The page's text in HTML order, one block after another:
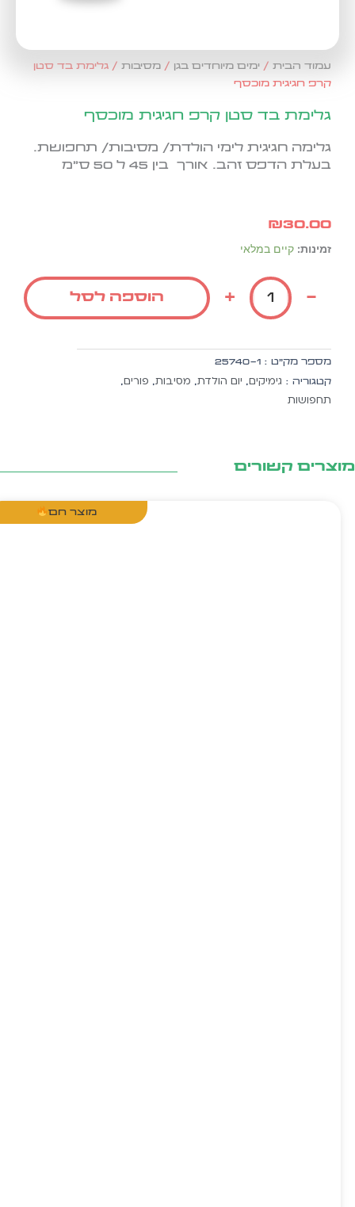
עמוד הבית/ימים מיוחדים בגן/ מסיבות/ גלימת בד סטן
קרפ חגיגית מוכסף
גלימת בד סטן קרפ חגיגית מוכסף
גלימה חגיגית לימי הולדת/ מסיבות/ תחפושת.
בעלת הדפס זהב. אורך בין 45 ל 50 ס"מ
₪30.00
זמינות: קיים במלאי
כמות
גלימת
בד
סטן
חגיגית
מוכסף
הוספה לסל
מספר מק״ט :25740-1
קטגוריה : גימיקים,יום הולדת, מסיבות,פורים,
תחפושות
קשורים
מוצר חם